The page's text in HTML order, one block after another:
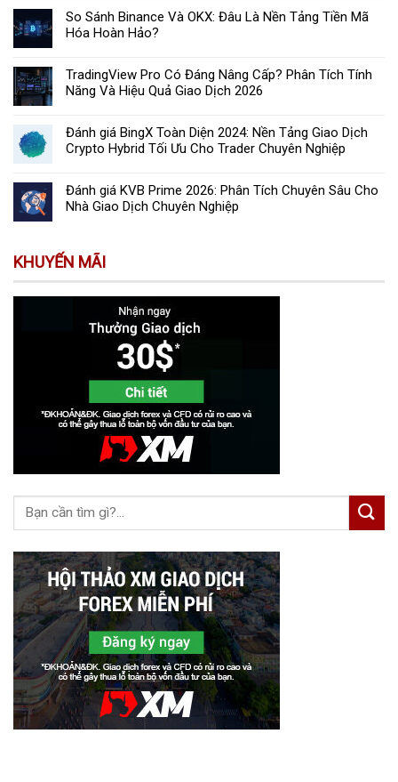
So Sánh Binance Và OKX: Đâu Là Nền Tảng Tiền Mã
Hóa Hoàn Hảo?
TradingView Pro Có Đáng Nâng Cấp? Phân Tích Tính
Năng Và Hiệu Quả Giao Dịch 2026
Đánh giá BingX Toàn Diện 2024: Nền Tảng Giao Dịch
Crypto Hybrid Tối Ưu Cho Trader Chuyên Nghiệp
Đánh giá KVB Prime 2026: Phân Tích Chuyên Sâu Cho
Nhà Giao Dịch Chuyên Nghiệp
KHUYẾN MÃI